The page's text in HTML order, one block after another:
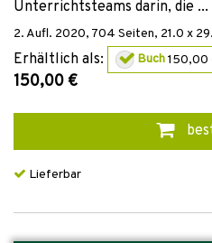
Unterrichtsteams darin, die ...
2. Aufl. 2020, 704 Seiten, 21.0 x
Erhältlich als: Buch150,00
150,00 €
Lieferbar